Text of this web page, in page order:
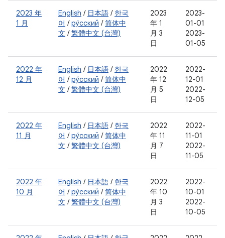
2023 年
1 月
English / 日本語 / 한국
어 /ру́сский /简体中
文 /繁體中文 (台灣)
2023
年 1
月 3
日
2023-
01-01
2023-
01-05
2022 年
12 月
English / 日本語 / 한국
어 /ру́сский /简体中
文 /繁體中文 (台灣)
2022
年 12
月 5
日
2022-
12-01
2022-
12-05
2022 年
11 月
English / 日本語 / 한국
어 /ру́сский /简体中
文 /繁體中文 (台灣)
2022
年 11
月 7
日
2022-
11-01
2022-
11-05
2022 年
10 月
English / 日本語 / 한국
어 /ру́сский /简体中
文 /繁體中文 (台灣)
2022
年 10
月 3
日
2022-
10-01
2022-
10-05